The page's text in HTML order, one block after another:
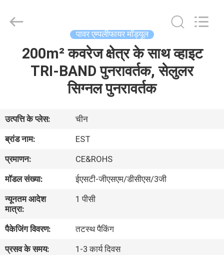
वीडियो
बारे
में
कारखाना
भ्रमण
ELECTRONICS(HK)
CO.,LTD.
पावर एम्पलीफायर मॉड्यूल
200m² कवरेज क्षेत्र के साथ व्हाइट
TRI-BAND पुनरावर्तक, सेलुलर
सिग्नल पुनरावर्तक
उत्पत्ति के प्लेस:
चीन
ब्रांड नाम:
EST
प्रमाणन:
CE&ROHS
मॉडल संख्या:
ईएसटी-जीएसएम/डीसीएस/3जी
न्यूनतम आदेश
मात्रा:
1 पीसी
पैकेजिंग विवरण:
तटस्थ पैकिंग
प्रसव के समय:
1-3 कार्य दिवस